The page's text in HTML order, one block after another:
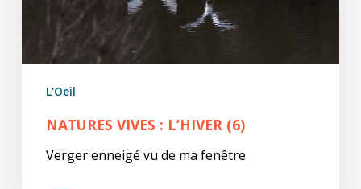
L'Oeil
NATURES VIVES : L’HIVER (6)
Verger enneigé vu de ma fenêtre